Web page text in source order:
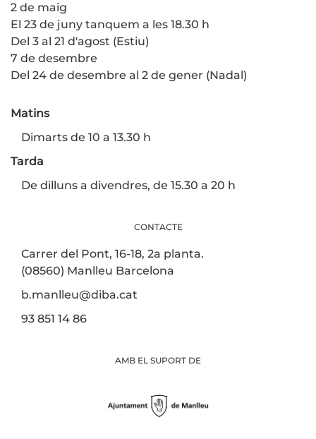
2 de maig
El 23 de juny tanquem a les 18.30 h
Del 3 al 21 d'agost (Estiu)
7 de desembre
Del 24 de desembre al 2 de gener (Nadal)
Matins
Dimarts de 10 a 13.30 h
Tarda
De dilluns a divendres, de 15.30 a 20 h
CONTACTE
Carrer del Pont, 16-18, 2a planta.
(08560) Manlleu Barcelona
b.manlleu@diba.cat
93 851 14 86
AMB EL SUPORT DE